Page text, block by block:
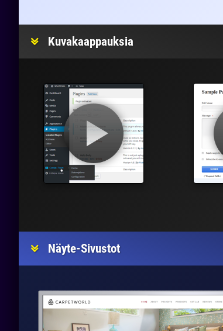
Kuvakaappauksia
Näyte-Sivustot